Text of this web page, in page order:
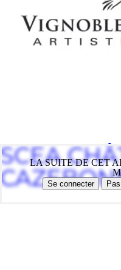
LA SUITE DE CET
Se connecter
SCEA